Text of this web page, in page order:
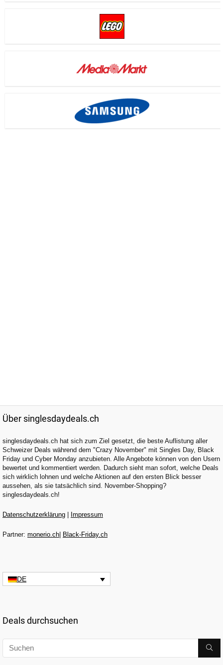
Über singlesdaydeals.ch
singlesdaydeals.ch hat sich zum Ziel gesetzt, die beste Auflistung aller
Schweizer Deals während dem "Crazy November" mit Singles Day, Black
Friday und Cyber Monday anzubieten. Alle Angebote können von den Usern
bewertet und kommentiert werden. Dadurch sieht man sofort, welche Deals
sich wirklich lohnen und welche Aktionen auf den ersten Blick besser
aussehen, als sie tatsächlich sind. November-Shopping?
singlesdaydeals.ch!
Datenschutzerklärung Impressum
Partner: monerio.ch Black-Friday.ch
DE
Deals durchsuchen